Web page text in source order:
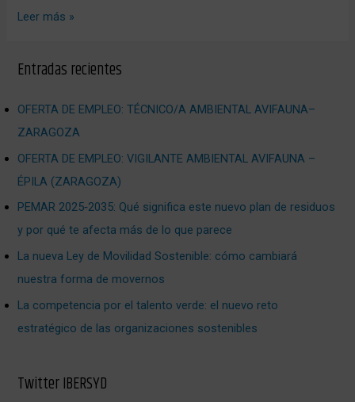
Leer más »
Entradas recientes
OFERTA DE EMPLEO: TÉCNICO/A AMBIENTAL AVIFAUNA–
ZARAGOZA
OFERTA DE EMPLEO: VIGILANTE AMBIENTAL AVIFAUNA –
ÉPILA (ZARAGOZA)
PEMAR 2025‑2035: Qué significa este nuevo plan de residuos
y por qué te afecta más de lo que parece
La nueva Ley de Movilidad Sostenible: cómo cambiará
nuestra forma de movernos
La competencia por el talento verde: el nuevo reto
estratégico de las organizaciones sostenibles
Twitter IBERSYD